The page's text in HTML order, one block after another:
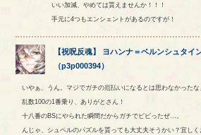
いい加減、やめては貰えませんか！！！
手元に4つもエンシェントがあるのですが！
【祝呪反魂】 ヨハンナ＝ベルンシュタイ
（p3p000394）
いやぁ、うん。マジでガチの厄払いになるとは思わなかった
乱数100の1番乗り、ありがとさん！
十八番のBSにやられた瞬間だからガチでビビったぜ…。
んじゃ、シュペルのパズルを貰っても大丈夫そうかい？宜しく